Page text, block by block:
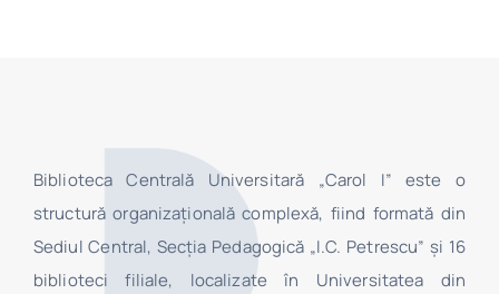
Biblioteca Centrală Universitară „Carol I” este o
structură organizaţională complexă, fiind formată din
Sediul Central, Secţia Pedagogică „I.C. Petrescu” şi 16
biblioteci filiale, localizate în Universitatea din